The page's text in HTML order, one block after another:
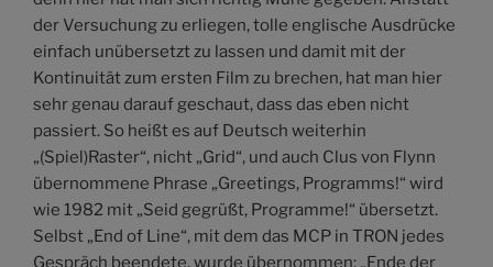
der Versuchung zu erliegen, tolle englische Ausdrücke
einfach unübersetzt zu lassen und damit mit der
Kontinuität zum ersten Film zu brechen, hat man hier
sehr genau darauf geschaut, dass das eben nicht
passiert. So heißt es auf Deutsch weiterhin
„(Spiel)Raster“, nicht „Grid“, und auch Clus von Flynn
übernommene Phrase „Greetings, Programms!“ wird
wie 1982 mit „Seid gegrüßt, Programme!“ übersetzt.
Selbst „End of Line“, mit dem das MCP in TRON jedes
Gespräch beendete, wurde übernommen: „Ende der